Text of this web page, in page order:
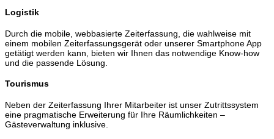
Logistik
Durch die mobile, webbasierte Zeiterfassung, die wahlweise mit
einem mobilen Zeiterfassungsgerät oder unserer Smartphone App
getätigt werden kann, bieten wir Ihnen das notwendige Know-how
und die passende Lösung.
Tourismus
Neben der Zeiterfassung Ihrer Mitarbeiter ist unser Zutrittssystem
eine pragmatische Erweiterung für Ihre Räumlichkeiten –
Gästeverwaltung inklusive.